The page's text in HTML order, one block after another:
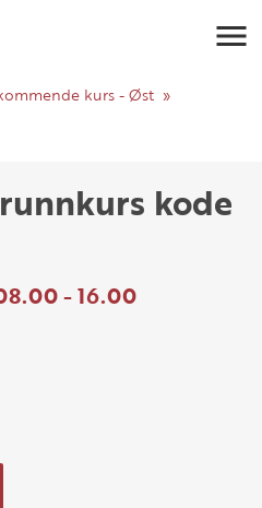
kurs - Øst
kode
- 16.00